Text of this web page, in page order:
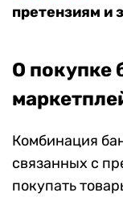
претензиям и
О покупке
Комбинация
связанных с
покупать